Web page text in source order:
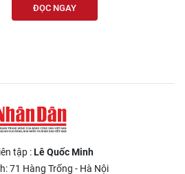
ĐỌC NGAY
tập :Lê Quốc Minh
71 Hàng Trống - Hà Nội